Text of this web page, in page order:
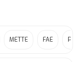
METTE FAE